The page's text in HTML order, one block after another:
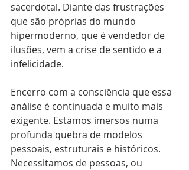
sacerdotal. Diante das frustrações
que são próprias do mundo
hipermoderno, que é vendedor de
ilusões, vem a crise de sentido e a
infelicidade.
Encerro com a consciência que essa
análise é continuada e muito mais
exigente. Estamos imersos numa
profunda quebra de modelos
pessoais, estruturais e históricos.
Necessitamos de pessoas, ou